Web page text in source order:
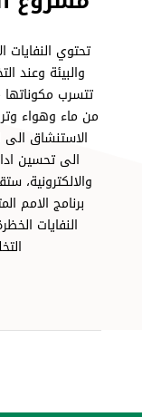
تحتوي النفايات
والبيئة
تتسرب مكوناتها
من ماء وهواء
الاستنشاق الى
الى تحسين
والالكترونية،
برنامج الامم
النفايات